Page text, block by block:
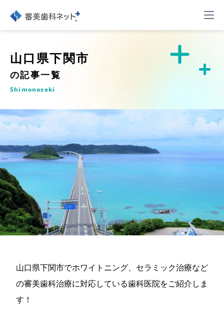
山口県下関市
の記事一覧
Shimonoseki
山口県下関市でホワイトニング、セラミック治療など
の審美歯科治療に対応している歯科医院をご紹介しま
す！